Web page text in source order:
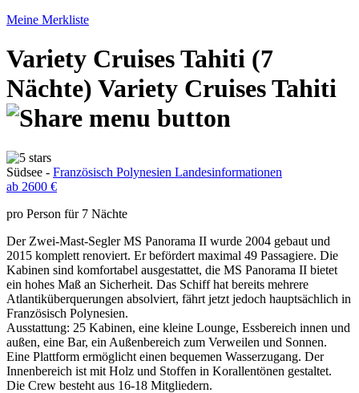
Meine Merkliste
Variety Cruises Tahiti (7
Nächte) Variety Cruises Tahiti
Südsee - Französisch Polynesien Landesinformationen
ab 2600 €
pro Person für 7 Nächte
Der Zwei-Mast-Segler MS Panorama II wurde 2004 gebaut und
2015 komplett renoviert. Er befördert maximal 49 Passagiere. Die
Kabinen sind komfortabel ausgestattet, die MS Panorama II bietet
ein hohes Maß an Sicherheit. Das Schiff hat bereits mehrere
Atlantiküberquerungen absolviert, fährt jetzt jedoch hauptsächlich in
Französisch Polynesien.
Ausstattung: 25 Kabinen, eine kleine Lounge, Essbereich innen und
außen, eine Bar, ein Außenbereich zum Verweilen und Sonnen.
Eine Plattform ermöglicht einen bequemen Wasserzugang. Der
Innenbereich ist mit Holz und Stoffen in Korallentönen gestaltet.
Die Crew besteht aus 16-18 Mitgliedern.